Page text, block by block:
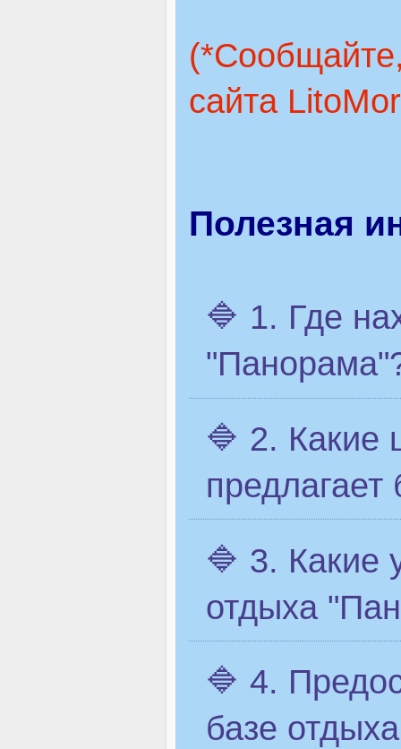
сайта
Полезная
🔷 1. Где
🔷 2. Какие
🔷 3. Какие
отдыха
🔷 4.
базе